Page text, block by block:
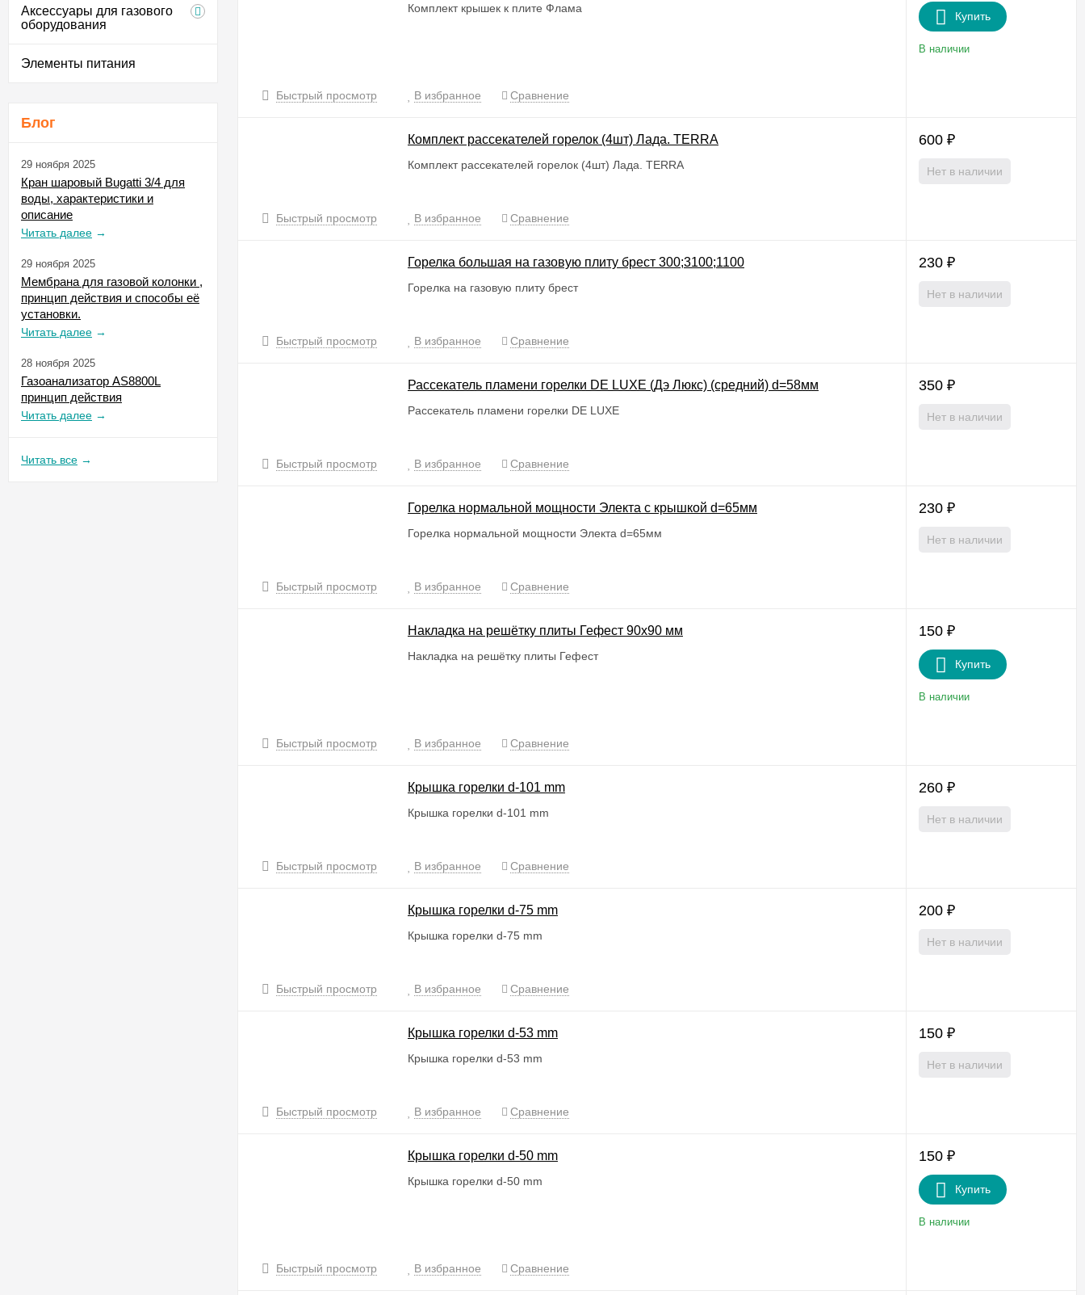
Аксессуары для газового
оборудования
Элементы питания
Блог
29 ноября 2025
Кран шаровый Bugatti 3/4 для
воды, характеристики и
описание
Читать далее →
29 ноября 2025
Мембрана для газовой колонки ,
принцип действия и способы её
установки.
Читать далее →
28 ноября 2025
Газоанализатор AS8800L
принцип действия
Читать далее →
Читать все →
Комплект крышек к плите Флама
Купить
В наличии
Быстрый просмотр В избранное Сравнение
Комплект рассекателей горелок (4шт) Лада. TERRA
Комплект рассекателей горелок (4шт) Лада. TERRA
600 ₽
Нет в наличии
Быстрый просмотр В избранное Сравнение
Горелка большая на газовую плиту брест 300;3100;1100
Горелка на газовую плиту брест
230 ₽
Нет в наличии
Быстрый просмотр В избранное Сравнение
Рассекатель пламени горелки DE LUXE (Дэ Люкс) (средний) d=58мм
Рассекатель пламени горелки DE LUXE
350 ₽
Нет в наличии
Быстрый просмотр В избранное Сравнение
Горелка нормальной мощности Электа с крышкой d=65мм
Горелка нормальной мощности Электа d=65мм
230 ₽
Нет в наличии
Быстрый просмотр В избранное Сравнение
Накладка на решётку плиты Гефест 90х90 мм
Накладка на решётку плиты Гефест
150 ₽
Купить
В наличии
Быстрый просмотр В избранное Сравнение
Крышка горелки d-101 mm
Крышка горелки d-101 mm
260 ₽
Нет в наличии
Быстрый просмотр В избранное Сравнение
Крышка горелки d-75 mm
Крышка горелки d-75 mm
200 ₽
Нет в наличии
Быстрый просмотр В избранное Сравнение
Крышка горелки d-53 mm
Крышка горелки d-53 mm
150 ₽
Нет в наличии
Быстрый просмотр В избранное Сравнение
Крышка горелки d-50 mm
Крышка горелки d-50 mm
150 ₽
Купить
В наличии
Быстрый просмотр В избранное Сравнение